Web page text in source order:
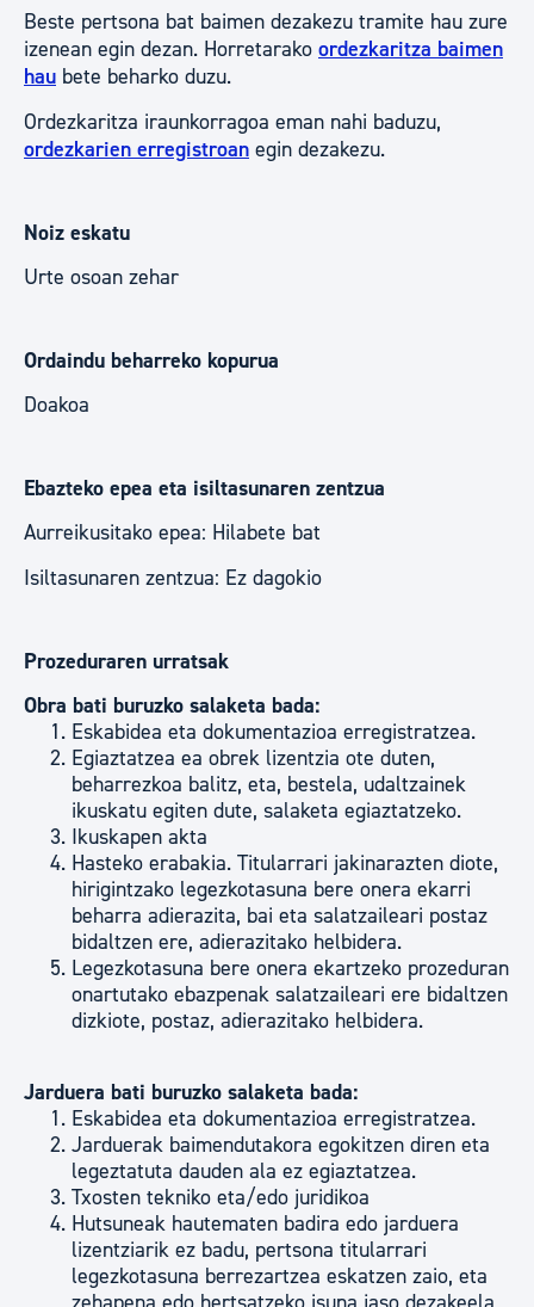
Beste pertsona bat baimen dezakezu tramite hau zure
izenean egin dezan. Horretarako ordezkaritza baimen
hau bete beharko duzu.
Ordezkaritza iraunkorragoa eman nahi baduzu,
ordezkarien erregistroan egin dezakezu.
Noiz eskatu
Urte osoan zehar
Ordaindu beharreko kopurua
Doakoa
Ebazteko epea eta isiltasunaren zentzua
Aurreikusitako epea: Hilabete bat
Isiltasunaren zentzua: Ez dagokio
Prozeduraren urratsak
Obra bati buruzko salaketa bada:
Eskabidea eta dokumentazioa erregistratzea.
Egiaztatzea ea obrek lizentzia ote duten,
beharrezkoa balitz, eta, bestela, udaltzainek
ikuskatu egiten dute, salaketa egiaztatzeko.
Ikuskapen akta
Hasteko erabakia. Titularrari jakinarazten diote,
hirigintzako legezkotasuna bere onera ekarri
beharra adierazita, bai eta salatzaileari postaz
bidaltzen ere, adierazitako helbidera.
Legezkotasuna bere onera ekartzeko prozeduran
onartutako ebazpenak salatzaileari ere bidaltzen
dizkiote, postaz, adierazitako helbidera.
Jarduera bati buruzko salaketa bada:
Eskabidea eta dokumentazioa erregistratzea.
Jarduerak baimendutakora egokitzen diren eta
legeztatuta dauden ala ez egiaztatzea.
Txosten tekniko eta/edo juridikoa
Hutsuneak hautematen badira edo jarduera
lizentziarik ez badu, pertsona titularrari
legezkotasuna berrezartzea eskatzen zaio, eta